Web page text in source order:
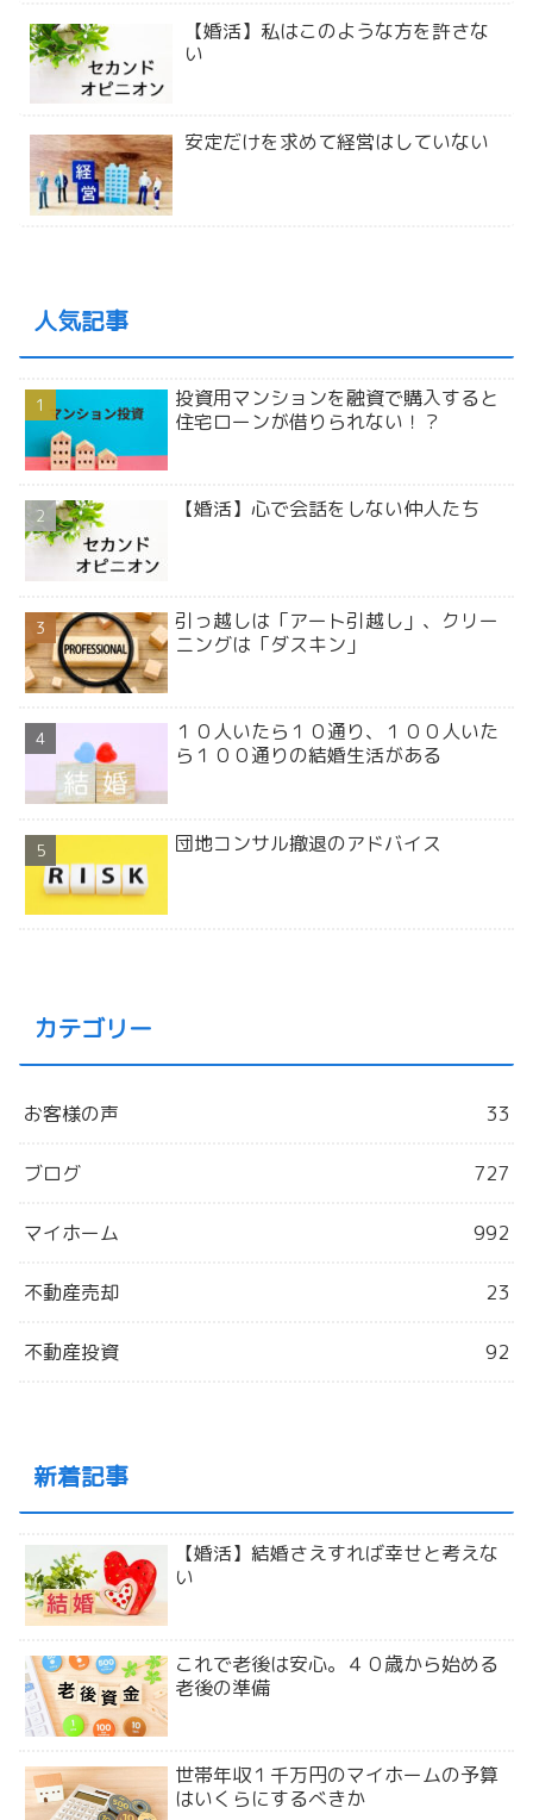
【婚活】私はこのような方を許さな
い
安定だけを求めて経営はしていない
人気記事
投資用マンションを融資で購入すると
住宅ローンが借りられない！？
【婚活】心で会話をしない仲人たち
引っ越しは「アート引越し」、クリー
ニングは「ダスキン」
１０人いたら１０通り、１００人いた
ら１００通りの結婚生活がある
団地コンサル撤退のアドバイス
カテゴリー
お客様の声 33
ブログ 727
マイホーム 992
不動産売却 23
不動産投資 92
新着記事
【婚活】結婚さえすれば幸せと考えな
い
これで老後は安心。４０歳から始める
老後の準備
世帯年収１千万円のマイホームの予算
はいくらにするべきか